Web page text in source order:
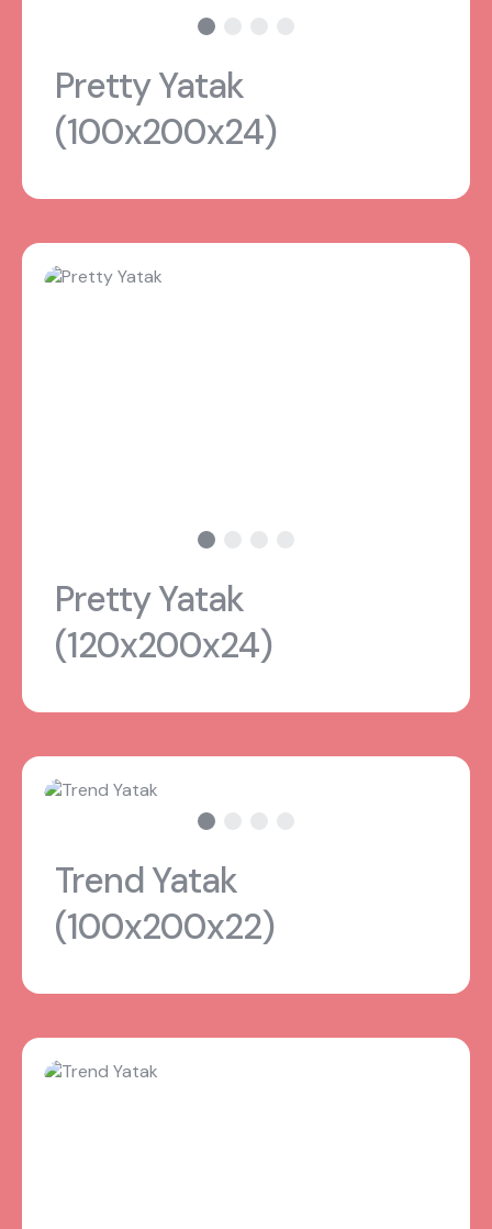
Pretty Yatak
(100x200x24)
Pretty Yatak
(120x200x24)
Trend Yatak
(100x200x22)